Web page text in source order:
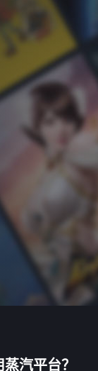
汽平台？